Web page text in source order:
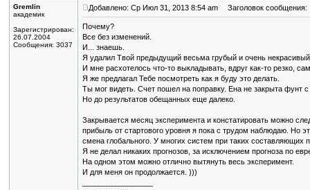
Gremlin
академик
Зарегистрирован:
26.07.2004
Сообщения: 3037
Добавлено: Ср Июл 31, 2013 8:54 am Заголовок сообщения:
Почему?
Все без изменений.
И... знаешь.
Я удалил Твой предыдущий весьма грубый и очень
И мне расхотелось что-то выкладывать, вдруг как-то резко,
Я же предлагал Тебе посмотреть как я буду это делать.
Ты мог видеть. Счет пошел на поправку. Ена не закрыта фунт
Но до результатов обещанных еще далеко.
Закрывается месяц эксперимента и констатировать можно
прибыль от стартового уровня я пока с трудом наблюдаю. Но
смена глобального. У многих систем при таких
Я не делал никаких прогнозов, за исключением прогноза по
На одном этом можно отлично вытянуть весь эксперимент.
И для меня он продолжается. )))